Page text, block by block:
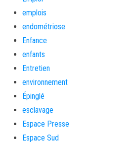
emplois
endométriose
Enfance
enfants
Entretien
environnement
Épinglé
esclavage
Espace Presse
Espace Sud